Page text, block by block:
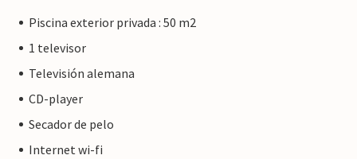
Piscina exterior privada : 50 m2
1 televisor
Televisión alemana
CD-player
Secador de pelo
Internet wi-fi